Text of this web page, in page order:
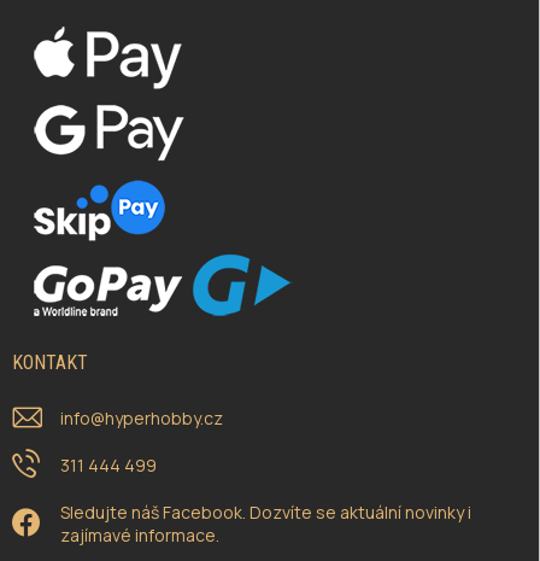
KONTAKT
info@hyperhobby.cz
311 444 499
Sledujte náš Facebook. Dozvíte se aktuální novinky i
zajímavé informace.